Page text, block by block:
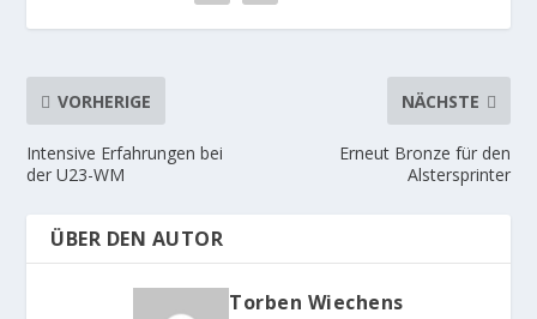
VORHERIGE
Intensive Erfahrungen bei
der U23-WM
NÄCHSTE
Erneut Bronze für den
Alstersprinter
ÜBER DEN AUTOR
Torben Wiechens